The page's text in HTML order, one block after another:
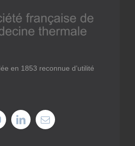
en 1853 reconnue d’utilité